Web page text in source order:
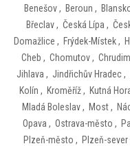
Benešov, Beroun ,
Břeclav, Česká Lípa ,
Domažlice , Frýdek-Místek,
Cheb , Chomutov, Chrudim
Jihlava , Jindřichův Hradec,
Kolín , Kroměříž, Kutná
Mladá Boleslav, Most,
Opava , Ostrava-město ,
Plzeň-město , Plzeň-sever